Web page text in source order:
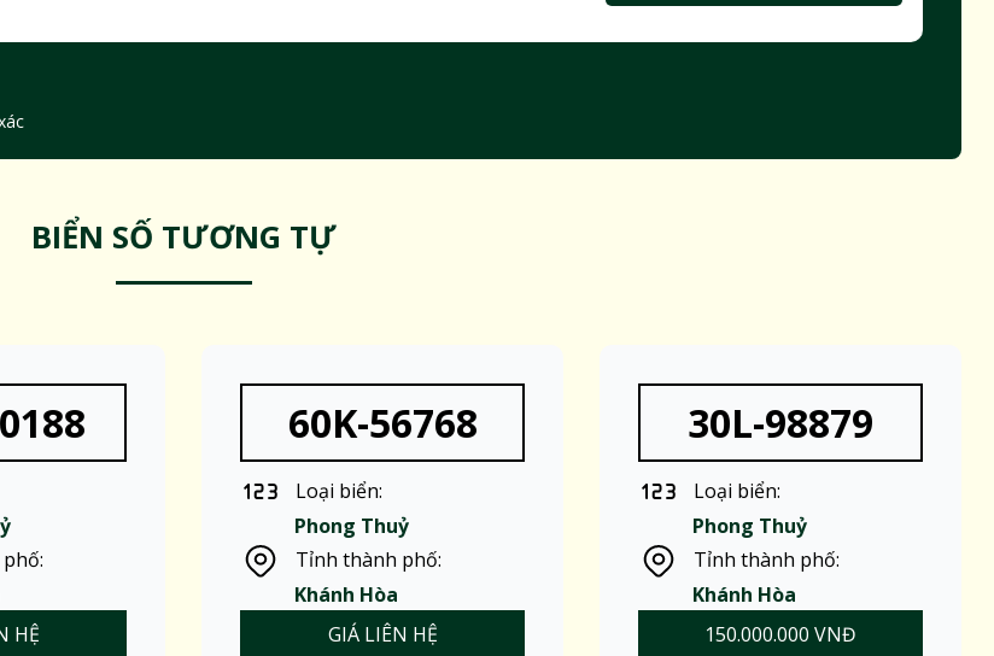
BIỂN SỐ TƯƠNG TỰ
HỆ
60K-56768
Loại biển:
Phong Thuỷ
Tỉnh thành phố:
Khánh Hòa
GIÁ LIÊN HỆ
30L-98879
Loại biển:
Phong Thuỷ
Tỉnh thành phố:
Khánh Hòa
150.000.000 VNĐ